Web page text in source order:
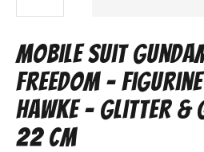
Mobile Suit
Freedom –
Hawke – Glitter &
22 cm